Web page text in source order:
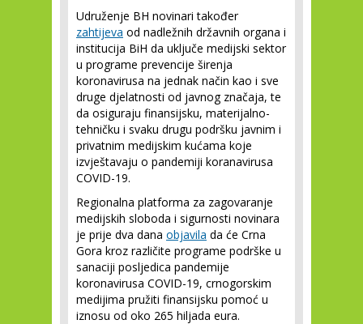
Udruženje BH novinari također
zahtijeva od nadležnih državnih organa i
institucija BiH da uključe medijski sektor
u programe prevencije širenja
koronavirusa na jednak način kao i sve
druge djelatnosti od javnog značaja, te
da osiguraju finansijsku, materijalno-
tehničku i svaku drugu podršku javnim i
privatnim medijskim kućama koje
izvještavaju o pandemiji koranavirusa
COVID-19.
Regionalna platforma za zagovaranje
medijskih sloboda i sigurnosti novinara
je prije dva dana objavila da će Crna
Gora kroz različite programe podrške u
sanaciji posljedica pandemije
koronavirusa COVID-19, crnogorskim
medijima pružiti finansijsku pomoć u
iznosu od oko 265 hiljada eura.